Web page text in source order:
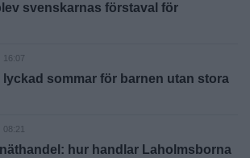
svenskarnas förstaval för
16:07
lyckad sommar för barnen utan stora
08:21
hur handlar Laholmsborna